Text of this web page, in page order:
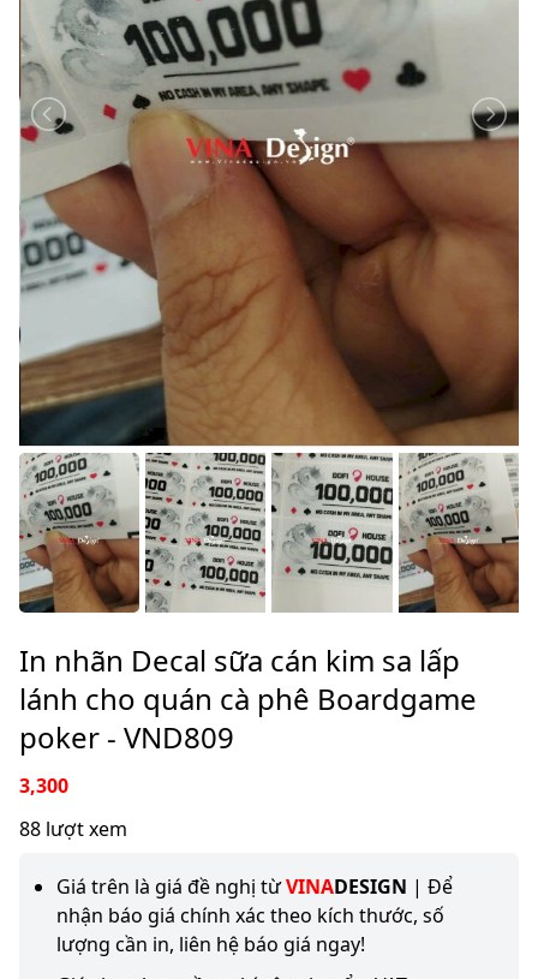
In nhãn Decal sữa cán kim sa lấp
lánh cho quán cà phê Boardgame
poker - VND809
3,300
88 lượt xem
Giá trên là giá đề nghị từVINADESIGN | Để
nhận báo giá chính xác theo kích thước, số
lượng cần in, liên hệ báo giá ngay!